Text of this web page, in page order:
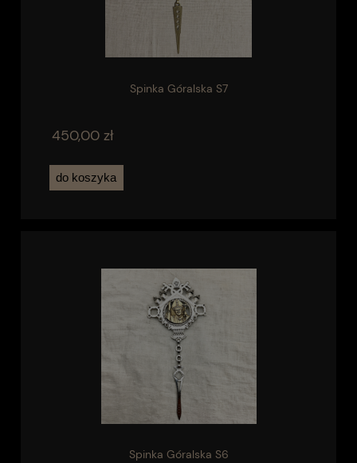
Spinka Góralska S7
450,00 zł
do koszyka
Spinka Góralska S6